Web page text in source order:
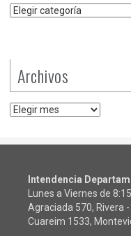
Categorías
Archivos
Archivos
Intendencia
Lunes a Viernes de
Agraciada 570, Rivera -
Cuareim 1533,